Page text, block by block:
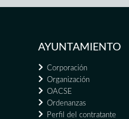
AYUNTAMIENTO
Corporación
Organización
OACSE
Ordenanzas
Perfil del contratante